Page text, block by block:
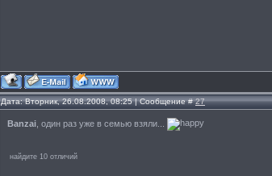
Дата: Вторник, 26.08.2008, 08:25 | Сообщение #27
Banzai , один раз уже в семью взяли...
найдите 10 отличий